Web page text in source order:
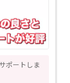
ポートしま